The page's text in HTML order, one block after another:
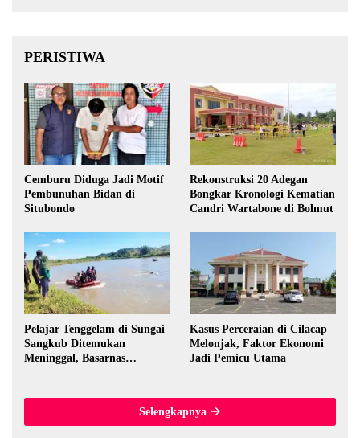
PERISTIWA
Cemburu Diduga Jadi Motif
Pembunuhan Bidan di
Situbondo
Rekonstruksi 20 Adegan
Bongkar Kronologi Kematian
Candri Wartabone di Bolmut
Pelajar Tenggelam di Sungai
Sangkub Ditemukan
Meninggal, Basarnas
Kasus Perceraian di Cilacap
Melonjak, Faktor Ekonomi
Jadi Pemicu Utama
Selengkapnya